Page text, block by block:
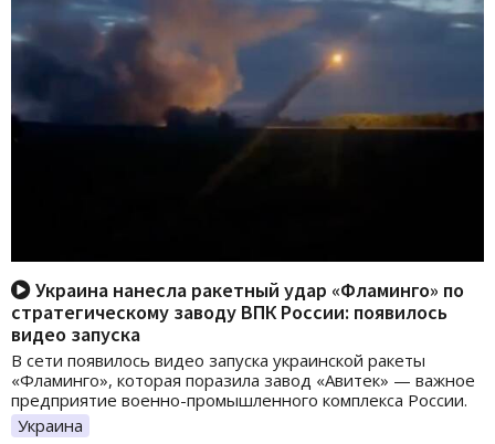
Украина нанесла ракетный удар «Фламинго» по
стратегическому заводу ВПК России: появилось
видео запуска
В сети появилось видео запуска украинской ракеты
«Фламинго», которая поразила завод «Авитек» — важное
предприятие военно-промышленного комплекса России.
Украина